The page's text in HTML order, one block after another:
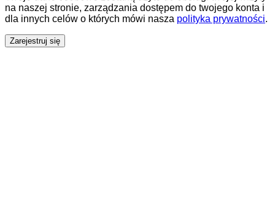
na naszej stronie, zarządzania dostępem do twojego konta i
dla innych celów o których mówi nasza polityka prywatności.
Zarejestruj się